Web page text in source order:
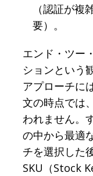
（認証が複
要）。
エンド・ツー
ションという
アプローチに
文の時点では
われません。
の中から最適
チを選択した
SKU（Stock